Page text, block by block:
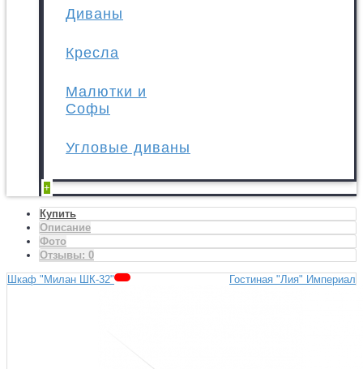
Диваны
Кресла
Малютки и
Софы
Угловые диваны
+
Купить
Описание
Фото
Отзывы: 0
Шкаф "Милан ШК-32"
Гостиная "Лия" Империал